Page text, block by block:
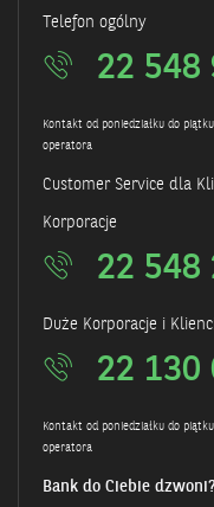
Telefon ogólny
22 548
Kontakt od poniedziałku do
operatora
Customer Service dla
Korporacje
22 548
Duże Korporacje i
22 130
Kontakt od poniedziałku do
operatora
Bank do Ciebie